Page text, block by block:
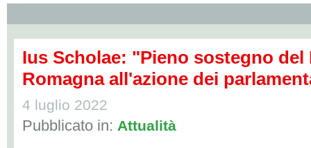
Ius Scholae: "Pieno sostegno del
Romagna all'azione dei
4 luglio 2022
Pubblicato in: Attualità